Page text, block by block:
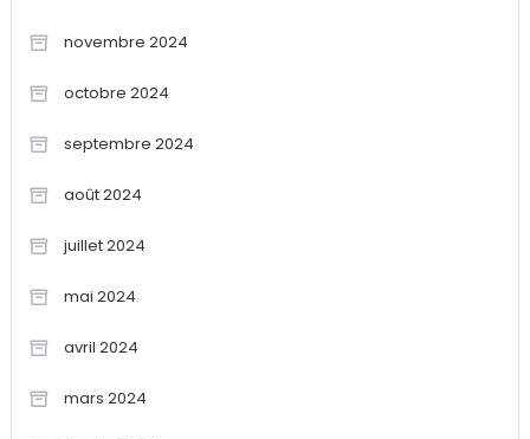
novembre 2024
octobre 2024
septembre 2024
août 2024
juillet 2024
mai 2024
avril 2024
mars 2024